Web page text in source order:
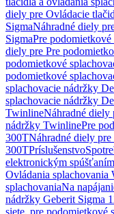
diely pre Ovládacie
SigmaNáhradné diely
SigmaPre
diely pre Pre
podomietkové
podomietkové
splachovacie nádržky
splachovacie nádržky
TwinlineNáhradné diely
nádržky TwinlinePre
300TNáhradné diely
300TPríslušenstvo
elektronickým
Ovládania
splachovaniaNa
nádržky Geberit Sigma
siete, pre podomietkové